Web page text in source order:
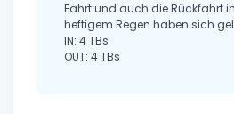
Fahrt und auch die Rückfahrt
heftigem Regen haben sich
IN: 4 TBs
OUT: 4 TBs